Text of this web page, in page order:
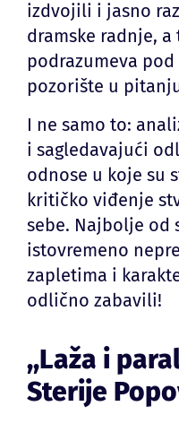
izdvojili i jasno
dramske radnje,
podrazumeva
pozorište u
I ne samo to:
i sagledavajući
odnose u koje su
kritičko viđenje
sebe. Najbolje od
istovremeno
zapletima i
odlično zabavili!
,,Laža i
Sterije